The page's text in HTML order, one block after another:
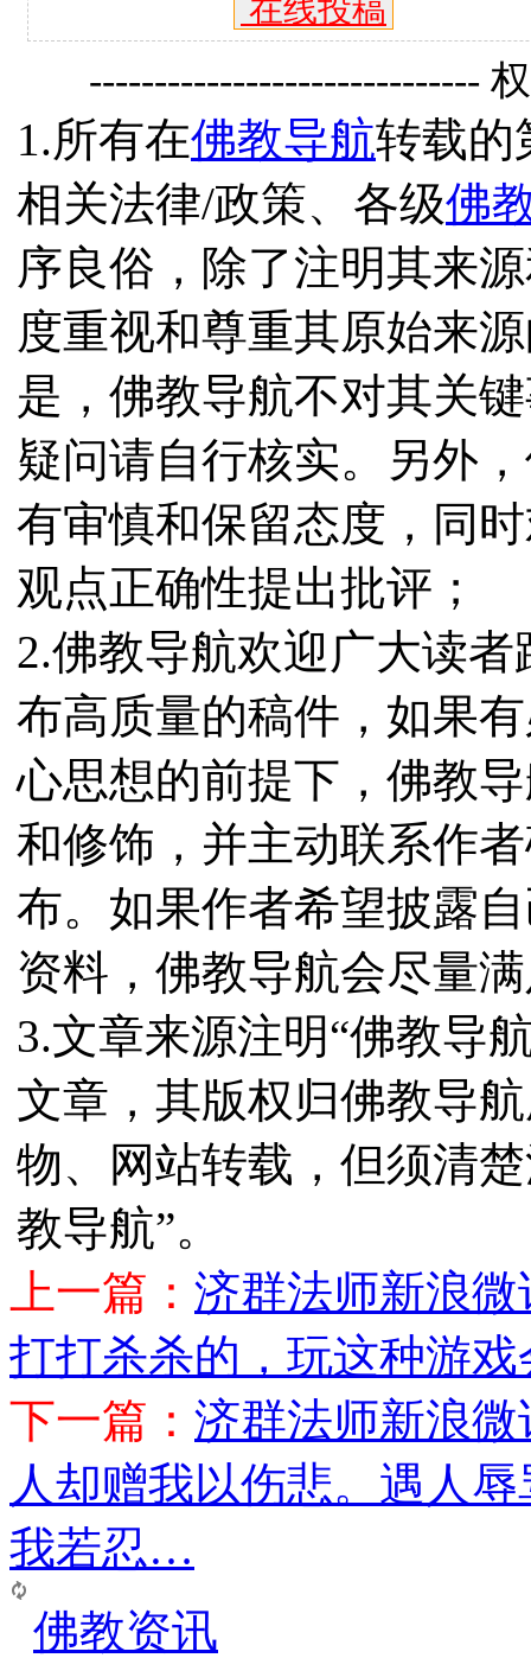
在线投稿
------------------------------
1.所有在佛教导航转载的
相关法律/政策、各级佛
序良俗，除了注明其来
度重视和尊重其原始来
是，佛教导航不对其关
疑问请自行核实。另外
有审慎和保留态度，同
观点正确性提出批评；
2.佛教导航欢迎广大读
布高质量的稿件，如果
心思想的前提下，佛教
和修饰，并主动联系作
布。如果作者希望披露
资料，佛教导航会尽量
3.文章来源注明“佛教导
文章，其版权归佛教导
物、网站转载，但须清
教导航”。
上一篇： 济群法师新浪
打打杀杀的，玩这种游
下一篇： 济群法师新浪
人却赠我以伤悲。遇人
我若忍…
佛教资讯